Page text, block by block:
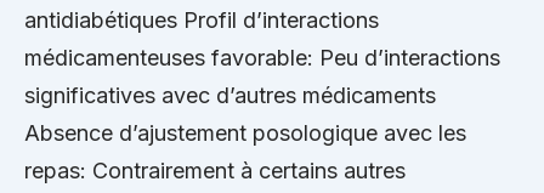
antidiabétiques Profil d’interactions
médicamenteuses favorable: Peu d’interactions
significatives avec d’autres médicaments
Absence d’ajustement posologique avec les
repas: Contrairement à certains autres